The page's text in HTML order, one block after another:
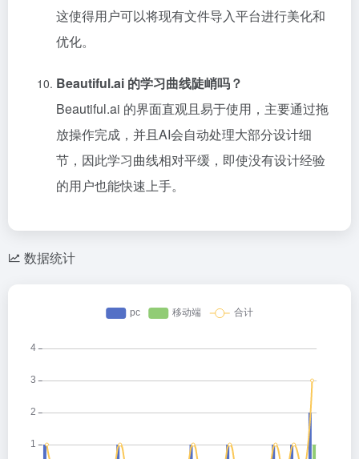
这使得用户可以将现有文件导入平台进行美化和
优化。
Beautiful.ai 的学习曲线陡峭吗？
Beautiful.ai 的界面直观且易于使用，主要通过拖
放操作完成，并且AI会自动处理大部分设计细
节，因此学习曲线相对平缓，即使没有设计经验
的用户也能快速上手。
数据统计